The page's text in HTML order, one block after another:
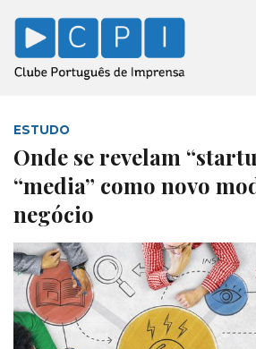
ESTUDO
Onde se revelam
“media” como novo
negócio